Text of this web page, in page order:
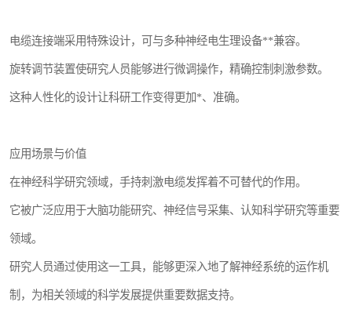
电缆连接端采用特殊设计，可与多种神经电生理设备**兼容。
旋转调节装置使研究人员能够进行微调操作，精确控制刺激参数。
这种人性化的设计让科研工作变得更加*、准确。
应用场景与价值
在神经科学研究领域，手持刺激电缆发挥着不可替代的作用。
它被广泛应用于大脑功能研究、神经信号采集、认知科学研究等重要
领域。
研究人员通过使用这一工具，能够更深入地了解神经系统的运作机
制，为相关领域的科学发展提供重要数据支持。